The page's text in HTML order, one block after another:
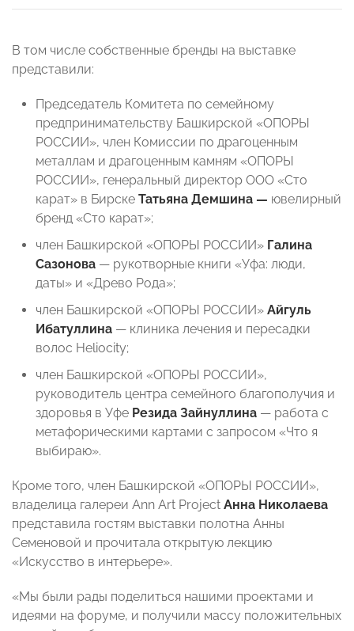
В том числе собственные бренды на выставке
представили:
Председатель Комитета по семейному
предпринимательству Башкирской «ОПОРЫ
РОССИИ», член Комиссии по драгоценным
металлам и драгоценным камням «ОПОРЫ
РОССИИ», генеральный директор ООО «Сто
карат» в Бирске Татьяна Демшина — ювелирный
бренд «Сто карат»;
член Башкирской «ОПОРЫ РОССИИ» Галина
Сазонова — рукотворные книги «Уфа: люди,
даты» и «Древо Рода»;
член Башкирской «ОПОРЫ РОССИИ» Айгуль
Ибатуллина — клиника лечения и пересадки
волос Heliocity;
член Башкирской «ОПОРЫ РОССИИ»,
руководитель центра семейного благополучия и
здоровья в Уфе Резида Зайнуллина — работа с
метафорическими картами с запросом «Что я
выбираю».
Кроме того, член Башкирской «ОПОРЫ РОССИИ»,
владелица галереи Ann Art Project Анна Николаева
представила гостям выставки полотна Анны
Семеновой и прочитала открытую лекцию
«Искусство в интерьере».
«Мы были рады поделиться нашими проектами и
идеями на форуме, и получили массу положительных